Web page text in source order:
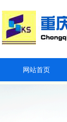
网站首页